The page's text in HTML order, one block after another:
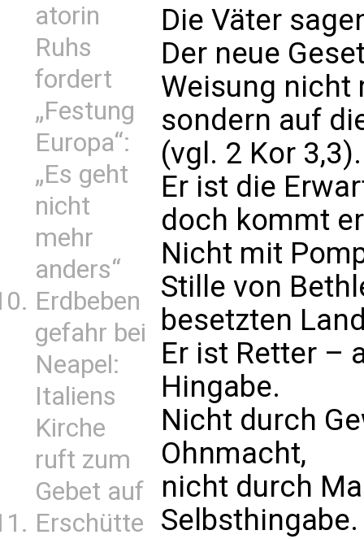
atorin
Ruhs
fordert
„Festung
Europa“:
„Es geht
nicht
mehr
anders“
Erdbeben
gefahr bei
Neapel:
Italiens
Kirche
ruft zum
Gebet auf
Erschütte
Die Väter
Der neue
Weisung nicht
sondern auf
(vgl. 2 Kor 3,3).
Er ist die
doch kommt
Nicht mit
Stille von
besetzten
Er ist Retter –
Hingabe.
Nicht durch
Ohnmacht,
nicht durch
Selbsthingabe.